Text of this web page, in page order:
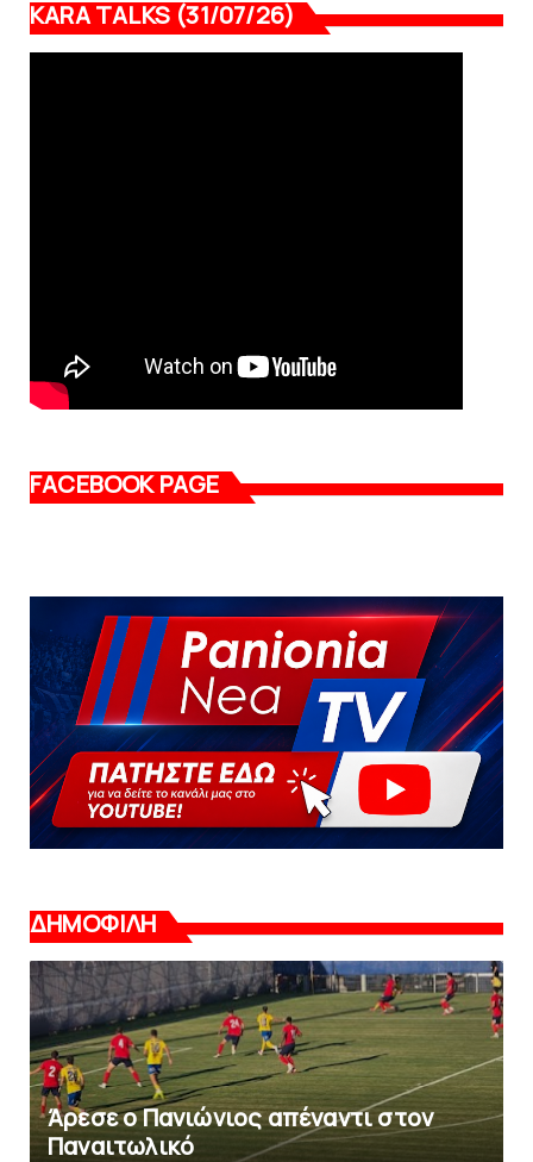
KARA TALKS (31/07/26)
FACEBOOK PAGE
ΔΗΜΟΦΙΛΗ
Άρεσε ο Πανιώνιος απέναντι στoν
Παναιτωλικό